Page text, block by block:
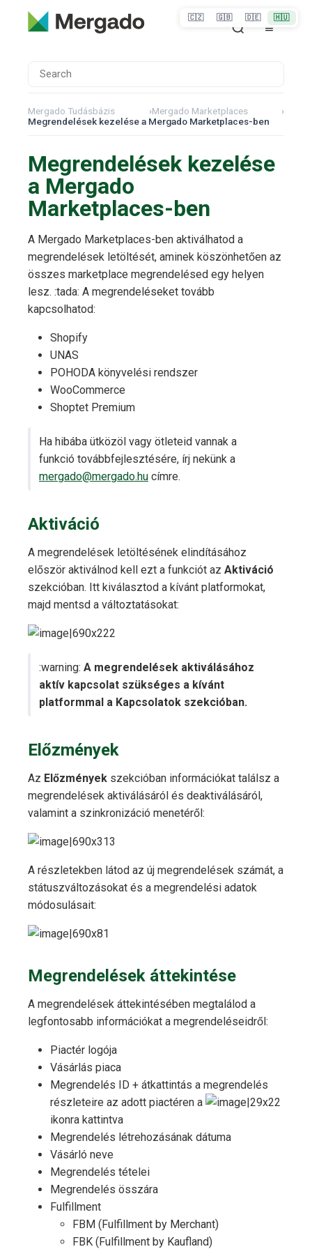
Mergado Tudásbázis ›Mergado Marketplaces
›
Megrendelések kezelése a Mergado Marketplaces-ben
Megrendelések kezelése
a Mergado
Marketplaces-ben
A Mergado Marketplaces-ben aktiválhatod a
megrendelések letöltését, aminek köszönhetően az
összes marketplace megrendelésed egy helyen
lesz. :tada: A megrendeléseket tovább
kapcsolhatod:
Shopify
UNAS
POHODA könyvelési rendszer
WooCommerce
Shoptet Premium
Ha hibába ütközöl vagy ötleteid vannak a
funkció továbbfejlesztésére, írj nekünk a
mergado@mergado.hu címre.
Aktiváció
A megrendelések letöltésének elindításához
először aktiválnod kell ezt a funkciót az Aktiváció
szekcióban. Itt kiválasztod a kívánt platformokat,
majd mentsd a változtatásokat:
:warning: A megrendelések aktiválásához
aktív kapcsolat szükséges a kívánt
platformmal a Kapcsolatok szekcióban.
Előzmények
Az Előzmények szekcióban információkat találsz a
megrendelések aktiválásáról és deaktiválásáról,
valamint a szinkronizáció menetéről:
A részletekben látod az új megrendelések számát, a
státuszváltozásokat és a megrendelési adatok
módosulásait:
Megrendelések áttekintése
A megrendelések áttekintésében megtalálod a
legfontosabb információkat a megrendeléseidről:
Piactér logója
Vásárlás piaca
Megrendelés ID + átkattintás a megrendelés
részleteire az adott piactéren a
ikonra kattintva
Megrendelés létrehozásának dátuma
Vásárló neve
Megrendelés tételei
Megrendelés összára
Fulfillment
FBM (Fulfillment by Merchant)
FBK (Fulfillment by Kaufland)
🇨🇿 🇬🇧 🇩🇪 🇭🇺